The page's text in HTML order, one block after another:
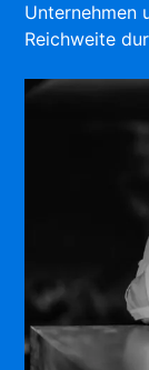
Unternehmen
Reichweite